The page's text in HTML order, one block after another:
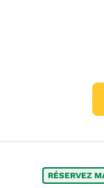
RÉSERVEZ